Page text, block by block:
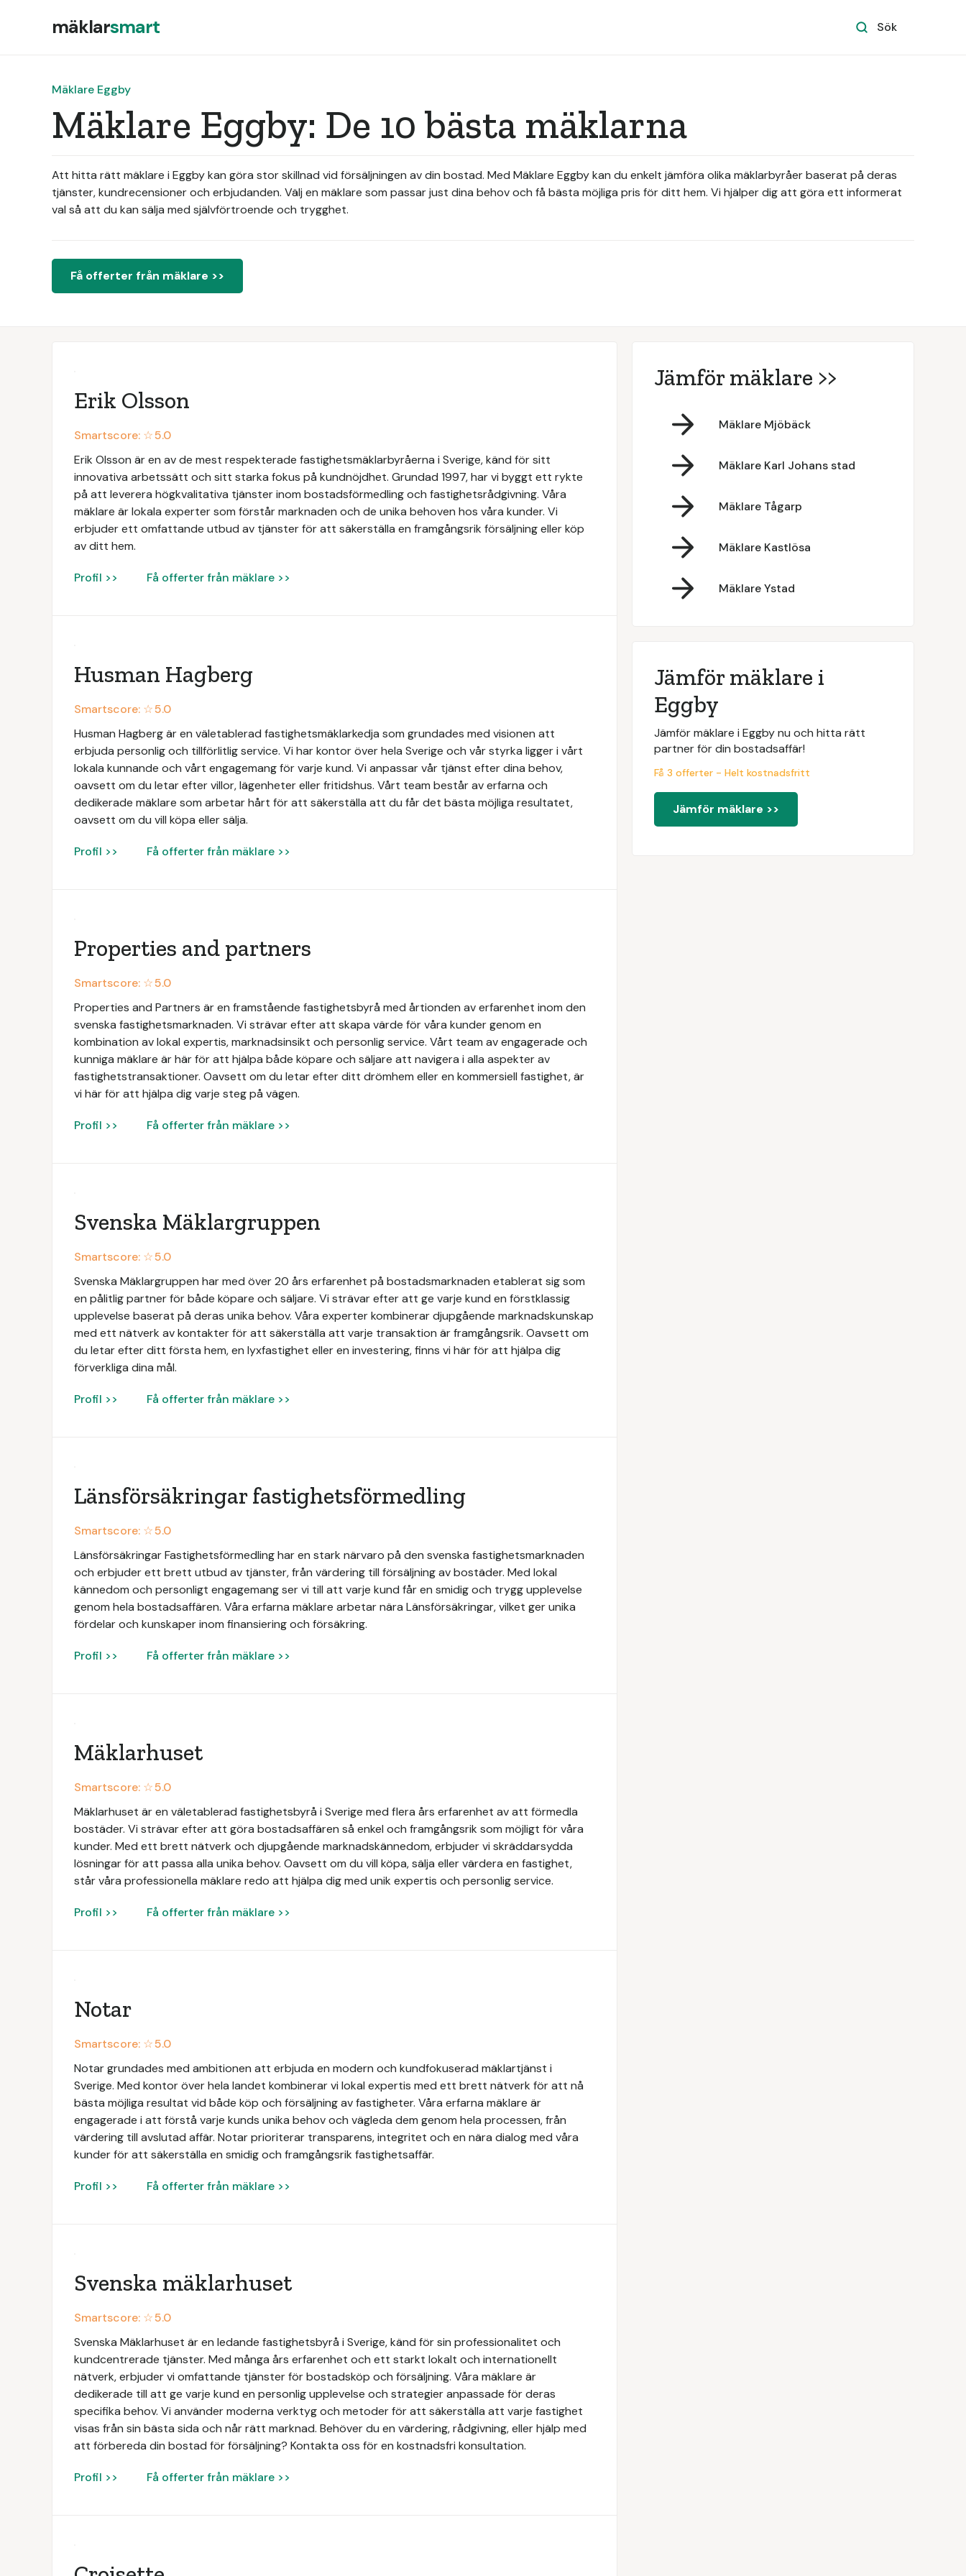
mäklarsmart Sök
Mäklare Eggby
Mäklare Eggby: De 10 bästa mäklarna
Att hitta rätt mäklare i Eggby kan göra stor skillnad vid försäljningen av din bostad. Med Mäklare Eggby kan du enkelt jämföra olika mäklarbyråer baserat på deras
tjänster, kundrecensioner och erbjudanden. Välj en mäklare som passar just dina behov och få bästa möjliga pris för ditt hem. Vi hjälper dig att göra ett informerat
val så att du kan sälja med självförtroende och trygghet.
Få offerter från mäklare >>
Erik Olsson
Smartscore: ☆5.0
Erik Olsson är en av de mest respekterade fastighetsmäklarbyråerna i Sverige, känd för sitt
innovativa arbetssätt och sitt starka fokus på kundnöjdhet. Grundad 1997, har vi byggt ett rykte
på att leverera högkvalitativa tjänster inom bostadsförmedling och fastighetsrådgivning. Våra
mäklare är lokala experter som förstår marknaden och de unika behoven hos våra kunder. Vi
erbjuder ett omfattande utbud av tjänster för att säkerställa en framgångsrik försäljning eller köp
av ditt hem.
Profil >> Få offerter från mäklare >>
Husman Hagberg
Smartscore: ☆5.0
Husman Hagberg är en väletablerad fastighetsmäklarkedja som grundades med visionen att
erbjuda personlig och tillförlitlig service. Vi har kontor över hela Sverige och vår styrka ligger i vårt
lokala kunnande och vårt engagemang för varje kund. Vi anpassar vår tjänst efter dina behov,
oavsett om du letar efter villor, lägenheter eller fritidshus. Vårt team består av erfarna och
dedikerade mäklare som arbetar hårt för att säkerställa att du får det bästa möjliga resultatet,
oavsett om du vill köpa eller sälja.
Profil >> Få offerter från mäklare >>
Properties and partners
Smartscore: ☆5.0
Properties and Partners är en framstående fastighetsbyrå med årtionden av erfarenhet inom den
svenska fastighetsmarknaden. Vi strävar efter att skapa värde för våra kunder genom en
kombination av lokal expertis, marknadsinsikt och personlig service. Vårt team av engagerade och
kunniga mäklare är här för att hjälpa både köpare och säljare att navigera i alla aspekter av
fastighetstransaktioner. Oavsett om du letar efter ditt drömhem eller en kommersiell fastighet, är
vi här för att hjälpa dig varje steg på vägen.
Profil >> Få offerter från mäklare >>
Svenska Mäklargruppen
Smartscore: ☆5.0
Svenska Mäklargruppen har med över 20 års erfarenhet på bostadsmarknaden etablerat sig som
en pålitlig partner för både köpare och säljare. Vi strävar efter att ge varje kund en förstklassig
upplevelse baserat på deras unika behov. Våra experter kombinerar djupgående marknadskunskap
med ett nätverk av kontakter för att säkerställa att varje transaktion är framgångsrik. Oavsett om
du letar efter ditt första hem, en lyxfastighet eller en investering, finns vi här för att hjälpa dig
förverkliga dina mål.
Profil >> Få offerter från mäklare >>
Länsförsäkringar fastighetsförmedling
Smartscore: ☆5.0
Länsförsäkringar Fastighetsförmedling har en stark närvaro på den svenska fastighetsmarknaden
och erbjuder ett brett utbud av tjänster, från värdering till försäljning av bostäder. Med lokal
kännedom och personligt engagemang ser vi till att varje kund får en smidig och trygg upplevelse
genom hela bostadsaffären. Våra erfarna mäklare arbetar nära Länsförsäkringar, vilket ger unika
fördelar och kunskaper inom finansiering och försäkring.
Profil >> Få offerter från mäklare >>
Mäklarhuset
Smartscore: ☆5.0
Mäklarhuset är en väletablerad fastighetsbyrå i Sverige med flera års erfarenhet av att förmedla
bostäder. Vi strävar efter att göra bostadsaffären så enkel och framgångsrik som möjligt för våra
kunder. Med ett brett nätverk och djupgående marknadskännedom, erbjuder vi skräddarsydda
lösningar för att passa alla unika behov. Oavsett om du vill köpa, sälja eller värdera en fastighet,
står våra professionella mäklare redo att hjälpa dig med unik expertis och personlig service.
Profil >> Få offerter från mäklare >>
Notar
Smartscore: ☆5.0
Notar grundades med ambitionen att erbjuda en modern och kundfokuserad mäklartjänst i
Sverige. Med kontor över hela landet kombinerar vi lokal expertis med ett brett nätverk för att nå
bästa möjliga resultat vid både köp och försäljning av fastigheter. Våra erfarna mäklare är
engagerade i att förstå varje kunds unika behov och vägleda dem genom hela processen, från
värdering till avslutad affär. Notar prioriterar transparens, integritet och en nära dialog med våra
kunder för att säkerställa en smidig och framgångsrik fastighetsaffär.
Profil >> Få offerter från mäklare >>
Svenska mäklarhuset
Smartscore: ☆5.0
Svenska Mäklarhuset är en ledande fastighetsbyrå i Sverige, känd för sin professionalitet och
kundcentrerade tjänster. Med många års erfarenhet och ett starkt lokalt och internationellt
nätverk, erbjuder vi omfattande tjänster för bostadsköp och försäljning. Våra mäklare är
dedikerade till att ge varje kund en personlig upplevelse och strategier anpassade för deras
specifika behov. Vi använder moderna verktyg och metoder för att säkerställa att varje fastighet
visas från sin bästa sida och når rätt marknad. Behöver du en värdering, rådgivning, eller hjälp med
att förbereda din bostad för försäljning? Kontakta oss för en kostnadsfri konsultation.
Profil >> Få offerter från mäklare >>
Jämför mäklare >>
Mäklare Mjöbäck
Mäklare Karl Johans stad
Mäklare Tågarp
Mäklare Kastlösa
Mäklare Ystad
Jämför mäklare i
Eggby
Jämför mäklare i Eggby nu och hitta rätt
partner för din bostadsaffär!
Få 3 offerter - Helt kostnadsfritt
Jämför mäklare >>